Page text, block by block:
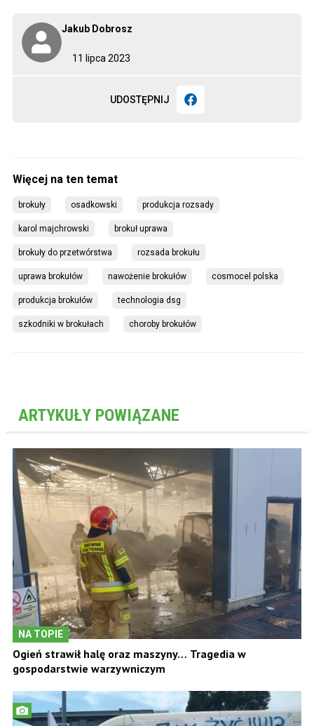
11 lipca 2023
Jakub Dobrosz
UDOSTĘPNIJ
brokuły osadkowski produkcja rozsady
karol majchrowski brokuł uprawa
brokuły do przetwórstwa rozsada brokułu
uprawa brokułów nawożenie brokułów cosmocel polska
produkcja brokułów technologia dsg
szkodniki w brokułach choroby brokułów
ARTYKUŁY POWIĄZANE
NA TOPIE
Ogień strawił halę oraz maszyny… Tragedia w
gospodarstwie warzywniczym